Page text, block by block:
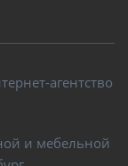
агентство
и мебельной